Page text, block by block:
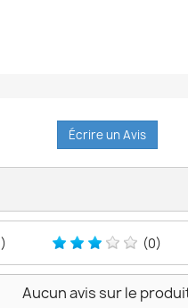
Écrire un Avis
(0)
Aucun avis sur le